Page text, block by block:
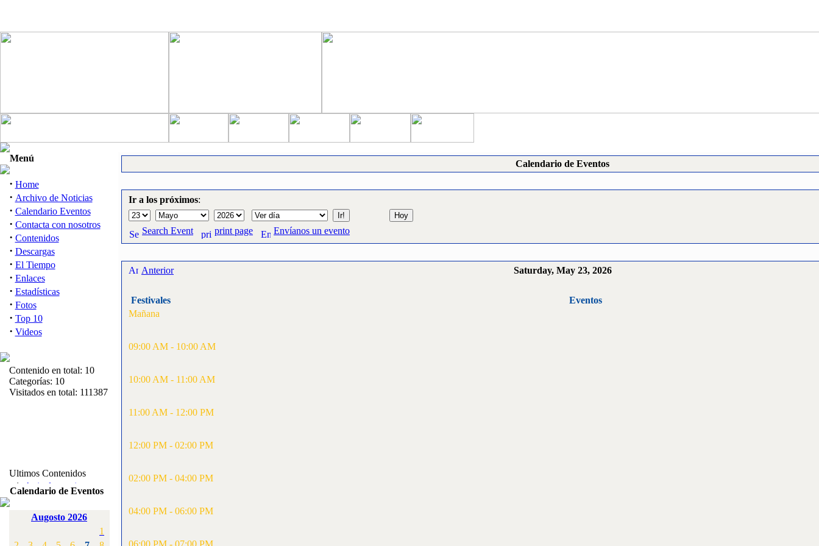
Menú
· Home
· Archivo de Noticias
· Calendario Eventos
· Contacta con nosotros
· Contenidos
· Descargas
· El Tiempo
· Enlaces
· Estadísticas
· Fotos
· Top 10
· Videos
Contenido en total: 10
Categorías: 10
Visitados en total: 111387
Ultimos Contenidos
·1:Articulos varios
[Visitas: 5713]
Campeonato de
[Visitas: 4136]
Calendario de Eventos
Augosto 2026
1
Calendario de Eventos
Ir a los próximos:
Search Event print page Envíanos un evento
Anterior Saturday, May 23, 2026
Festivales
Mañana
09:00 AM - 10:00 AM
10:00 AM - 11:00 AM
11:00 AM - 12:00 PM
12:00 PM - 02:00 PM
02:00 PM - 04:00 PM
04:00 PM - 06:00 PM
06:00 PM - 07:00 PM
Eventos